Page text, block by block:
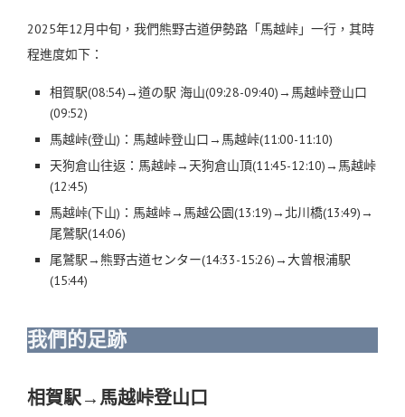
2025年12月中旬，我們熊野古道伊勢路「馬越峠」一行，其時
程進度如下：
相賀駅(08:54)→道の駅 海山(09:28-09:40)→馬越峠登山口
(09:52)
馬越峠(登山)：馬越峠登山口→馬越峠(11:00-11:10)
天狗倉山往返：馬越峠→天狗倉山頂(11:45-12:10)→馬越峠
(12:45)
馬越峠(下山)：馬越峠→馬越公園(13:19)→北川橋(13:49)→
尾鷲駅(14:06)
尾鷲駅→熊野古道センター(14:33-15:26)→大曾根浦駅
(15:44)
我們的足跡
相賀駅→馬越峠登山口